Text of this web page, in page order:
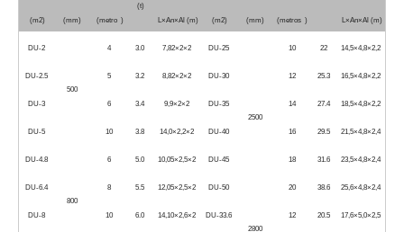
(m2) (mm) (metro )
(t)
L×An×Al (m) (m2) (mm) (metros ) L×An×Al (m)
DU-2
500
4 3.0 7,82×2×2 DU-25
2500
10 22 14,5×4,8×2,2
DU-2.5 5 3.2 8,82×2×2 DU-30 12 25.3 16,5×4,8×2,2
DU-3 6 3.4 9,9×2×2 DU-35 14 27.4 18,5×4,8×2,2
DU-5 10 3.8 14,0×2,2×2 DU-40 16 29.5 21,5×4,8×2,4
DU-4.8
800
6 5.0 10,05×2,5×2 DU-45 18 31.6 23,5×4,8×2,4
DU-6.4 8 5.5 12,05×2,5×2 DU-50 20 38.6 25,6×4,8×2,4
DU-8 10 6.0 14,10×2,6×2
DU-33.6
2800
12 20.5 17,6×5,0×2,5